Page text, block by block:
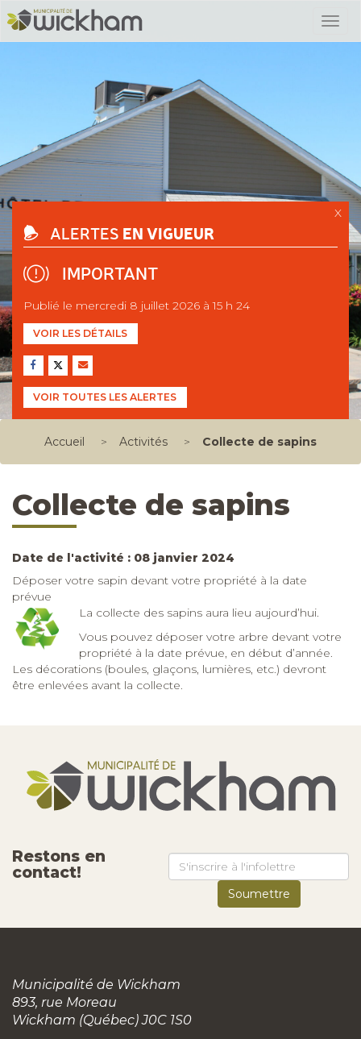
X
ALERTES EN VIGUEUR
IMPORTANT
Publié le mercredi 8 juillet 2026 à 15 h 24
VOIR LES DÉTAILS
VOIR TOUTES LES ALERTES
Accueil > Activités > Collecte de sapins
Collecte de sapins
Date de l'activité : 08 janvier 2024
Déposer votre sapin devant votre propriété à la date
prévue
La collecte des sapins aura lieu aujourd’hui.
Vous pouvez déposer votre arbre devant votre
propriété à la date prévue, en début d’année.
Les décorations (boules, glaçons, lumières, etc.) devront
être enlevées avant la collecte.
Restons en
contact!
Municipalité de Wickham
893, rue Moreau
Wickham (Québec) J0C 1S0